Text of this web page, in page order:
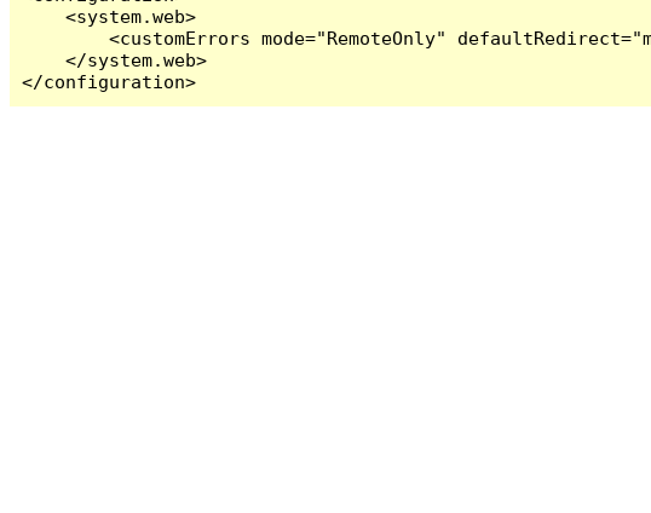
    <system.web>
<customErrors mode="RemoteOnly"
    </system.web>
</configuration>